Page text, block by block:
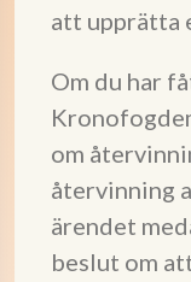
att upprätta
Om du har
om
återvinning
ärendet
beslut om